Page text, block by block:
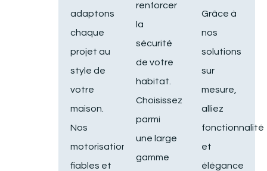
adaptons
chaque
projet au
style de
votre
maison.
Nos
motorisations
fiables et
renforcer
la
sécurité
de votre
habitat.
Choisissez
parmi
une large
gamme
Grâce à
nos
solutions
sur
mesure,
alliez
fonctionnalité
et
élégance